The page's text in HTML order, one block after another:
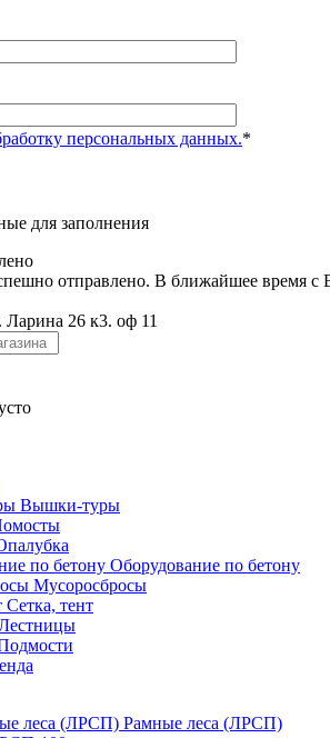
персональных данных.*
для заполнения
отправлено. В ближайшее время с
Ларина 26 к3. оф 11
Вышки-туры
Оборудование по бетону
Мусороcбросы
Сетка, тент
Рамные леса (ЛРСП)